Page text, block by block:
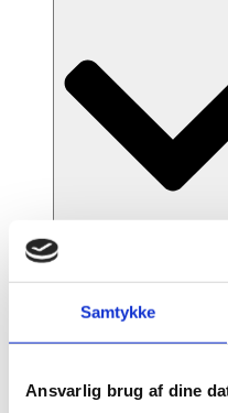
Samtykke
Ansvarlig brug af dine